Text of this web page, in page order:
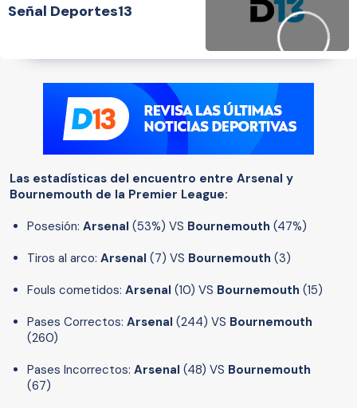
Señal Deportes13
Las estadísticas del encuentro entre Arsenal y
Bournemouth de la Premier League:
Posesión: Arsenal (53%) VS Bournemouth (47%)
Tiros al arco: Arsenal (7) VS Bournemouth (3)
Fouls cometidos: Arsenal (10) VS Bournemouth (15)
Pases Correctos: Arsenal (244) VS Bournemouth
(260)
Pases Incorrectos: Arsenal (48) VS Bournemouth
(67)